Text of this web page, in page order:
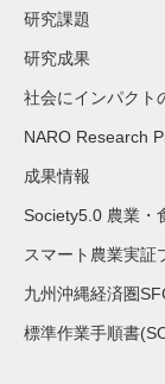
研究課題
研究成果
社会にインパクト
NARO Research
成果情報
Society5.0 農業・
スマート農業実証
九州沖縄経済圏
標準作業手順書